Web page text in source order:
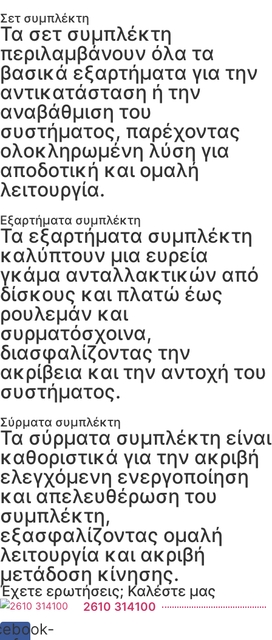
Σετ συμπλέκτη
Τα σετ συμπλέκτη
περιλαμβάνουν όλα τα
βασικά εξαρτήματα για την
αντικατάσταση ή την
αναβάθμιση του
συστήματος, παρέχοντας
ολοκληρωμένη λύση για
αποδοτική και ομαλή
λειτουργία.
Εξαρτήματα συμπλέκτη
Τα εξαρτήματα συμπλέκτη
καλύπτουν μια ευρεία
γκάμα ανταλλακτικών από
δίσκους και πλατώ έως
ρουλεμάν και
συρματόσχοινα,
διασφαλίζοντας την
ακρίβεια και την αντοχή του
συστήματος.
Σύρματα συμπλέκτη
Τα σύρματα συμπλέκτη είναι
καθοριστικά για την ακριβή
ελεγχόμενη ενεργοποίηση
και απελευθέρωση του
συμπλέκτη,
εξασφαλίζοντας ομαλή
λειτουργία και ακριβή
μετάδοση κίνησης.
Έχετε ερωτήσεις; Καλέστε μας
2610 314100